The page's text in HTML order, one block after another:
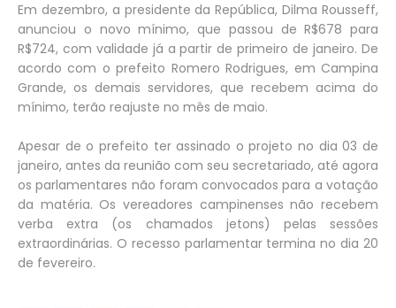
Em dezembro, a presidente da República, Dilma Rousseff,
anunciou o novo mínimo, que passou de R$678 para
R$724, com validade já a partir de primeiro de janeiro. De
acordo com o prefeito Romero Rodrigues, em Campina
Grande, os demais servidores, que recebem acima do
mínimo, terão reajuste no mês de maio.
Apesar de o prefeito ter assinado o projeto no dia 03 de
janeiro, antes da reunião com seu secretariado, até agora
os parlamentares não foram convocados para a votação
da matéria. Os vereadores campinenses não recebem
verba extra (os chamados jetons) pelas sessões
extraordinárias. O recesso parlamentar termina no dia 20
de fevereiro.